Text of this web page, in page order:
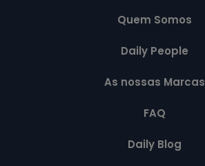
Quem Somos
Daily People
As nossas Marcas
FAQ
Daily Blog